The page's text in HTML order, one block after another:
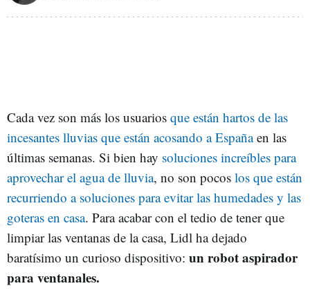
Cada vez son más los usuarios que están hartos de las
incesantes lluvias que están acosando a Españaen las
últimas semanas. Si bien hay soluciones increíbles para
aprovechar el agua de lluvia, no son pocos los que están
recurriendo a soluciones para evitar las humedades y las
goteras en casa. Para acabar con el tedio de tener que
limpiar las ventanas de la casa, Lidl ha dejado
baratísimo un curioso dispositivo: un robot aspirador
para ventanales.